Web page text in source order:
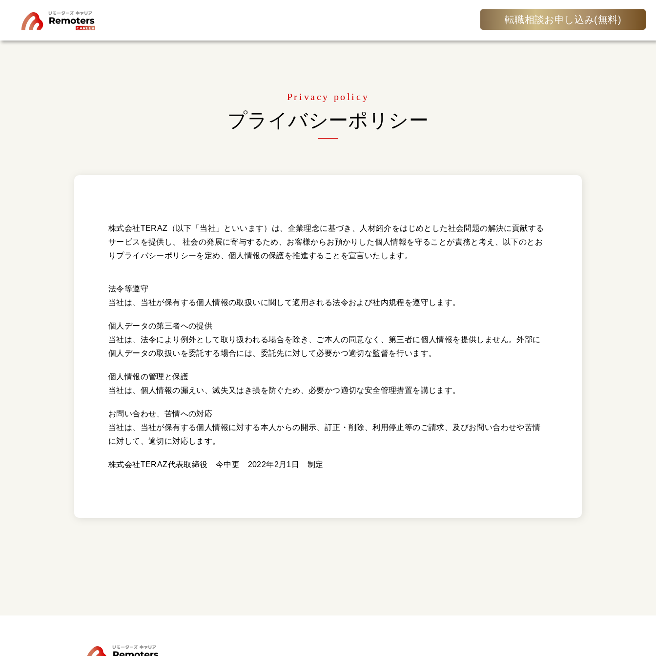
転職相談お申し込み(無料)
プライバシーポリシー
株式会社TERAZ（以下「当社」といいます）は、企業理念に基づき、人材紹介をはじめとした社会問題の解決に貢献する
サービスを提供し、 社会の発展に寄与するため、お客様からお預かりした個人情報を守ることが責務と考え、以下のとお
りプライバシーポリシーを定め、個人情報の保護を推進することを宣言いたします。
法令等遵守
当社は、当社が保有する個人情報の取扱いに関して適用される法令および社内規程を遵守します。
個人データの第三者への提供
当社は、法令により例外として取り扱われる場合を除き、ご本人の同意なく、第三者に個人情報を提供しません。外部に
個人データの取扱いを委託する場合には、委託先に対して必要かつ適切な監督を行います。
個人情報の管理と保護
当社は、個人情報の漏えい、滅失又はき損を防ぐため、必要かつ適切な安全管理措置を講じます。
お問い合わせ、苦情への対応
当社は、当社が保有する個人情報に対する本人からの開示、訂正・削除、利用停止等のご請求、及びお問い合わせや苦情
に対して、適切に対応します。
株式会社TERAZ代表取締役 今中更 2022年2月1日 制定